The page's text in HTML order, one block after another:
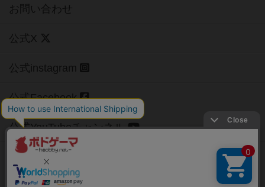
お問い合わせ
公式X
公式instagram
公式Facebook
公式YouTubeチャンネル